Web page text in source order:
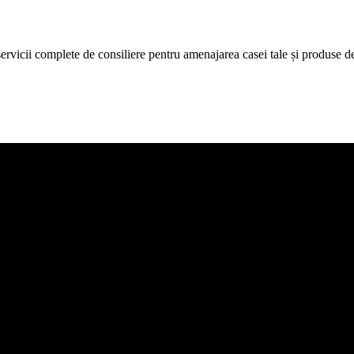
complete de consiliere pentru amenajarea casei tale și produse